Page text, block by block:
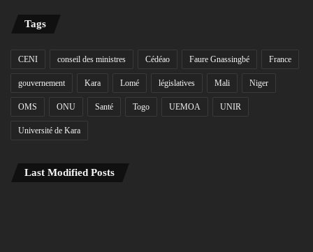
Tags
CENI conseil des ministres Cédéao Faure Gnassingbé France
gouvernement Kara Lomé législatives Mali Niger
OMS ONU Santé Togo UEMOA UNIR
Université de Kara
Last Modified Posts